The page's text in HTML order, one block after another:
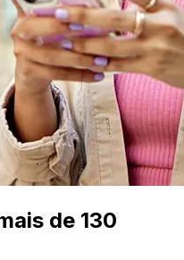
de 130